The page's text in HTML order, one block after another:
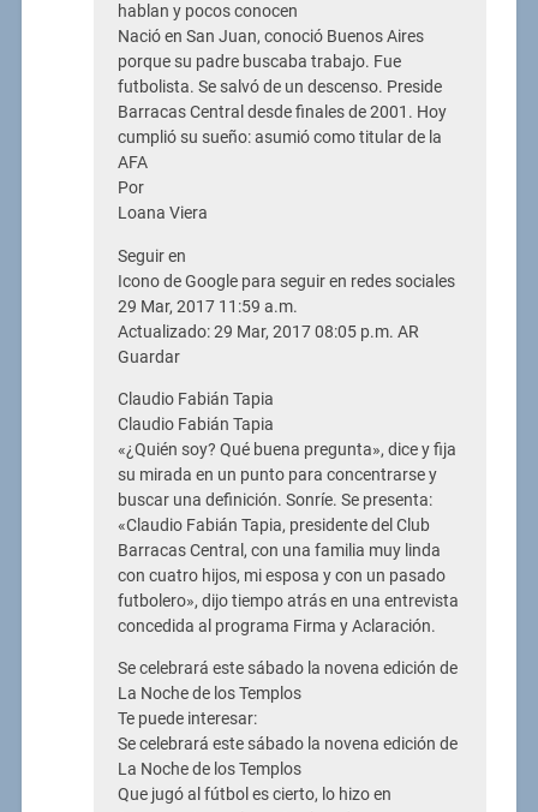
hablan y pocos conocen
Nació en San Juan, conoció Buenos Aires
porque su padre buscaba trabajo. Fue
futbolista. Se salvó de un descenso. Preside
Barracas Central desde finales de 2001. Hoy
cumplió su sueño: asumió como titular de la
AFA
Por
Loana Viera
Seguir en
Icono de Google para seguir en redes sociales
29 Mar, 2017 11:59 a.m.
Actualizado: 29 Mar, 2017 08:05 p.m. AR
Guardar
Claudio Fabián Tapia
Claudio Fabián Tapia
«¿Quién soy? Qué buena pregunta», dice y fija
su mirada en un punto para concentrarse y
buscar una definición. Sonríe. Se presenta:
«Claudio Fabián Tapia, presidente del Club
Barracas Central, con una familia muy linda
con cuatro hijos, mi esposa y con un pasado
futbolero», dijo tiempo atrás en una entrevista
concedida al programa Firma y Aclaración.
Se celebrará este sábado la novena edición de
La Noche de los Templos
Te puede interesar:
Se celebrará este sábado la novena edición de
La Noche de los Templos
Que jugó al fútbol es cierto, lo hizo en